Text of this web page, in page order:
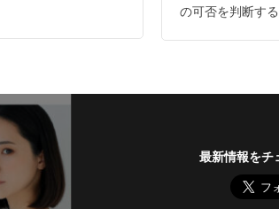
の可否を判断す
最新情報をチ